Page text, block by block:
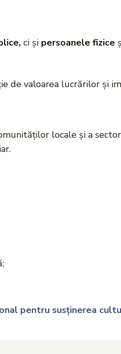
ci și persoanele fizice
de valoarea lucrărilor și
locale și a
pentru susținerea